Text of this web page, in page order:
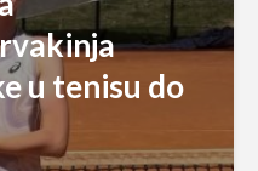
u tenisu do